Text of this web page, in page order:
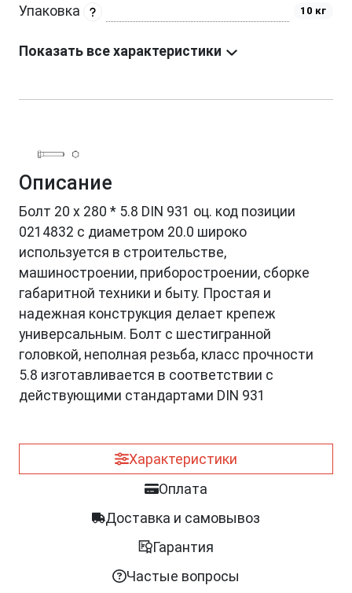
Упаковка 10 кг
Показать все характеристики
Описание
Болт 20 х 280 * 5.8 DIN 931 оц. код позиции
0214832 с диаметром 20.0 широко
используется в строительстве,
машиностроении, приборостроении, сборке
габаритной техники и быту. Простая и
надежная конструкция делает крепеж
универсальным. Болт с шестигранной
головкой, неполная резьба, класс прочности
5.8 изготавливается в соответствии с
действующими стандартами DIN 931
Характеристики
Оплата
Доставка и самовывоз
Гарантия
Частые вопросы